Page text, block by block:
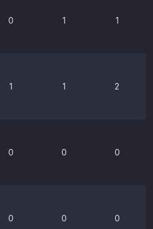
0 1 1
1 1 2
0 0 0
0 0 0